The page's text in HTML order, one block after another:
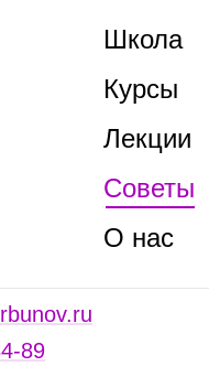
Школа
Курсы
Лекции
Советы
О нас